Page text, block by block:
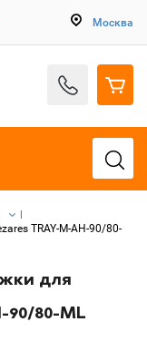
Москва
TRAY-M-AH-90/80-
для
90/80-ML